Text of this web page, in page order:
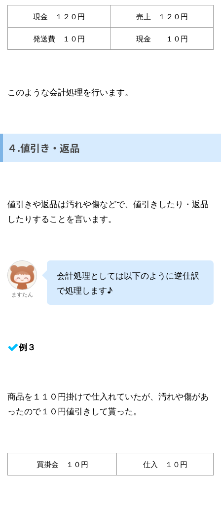
現金 １２０円 売上 １２０円
発送費 １０円 現金 １０円
このような会計処理を行います。
４.値引き・返品
値引きや返品は汚れや傷などで、値引きしたり・返品
したりすることを言います。
ますたん
会計処理としては以下のように逆仕訳
で処理します♪
例３
商品を１１０円掛けで仕入れていたが、汚れや傷があ
ったので１０円値引きして貰った。
買掛金 １０円 仕入 １０円